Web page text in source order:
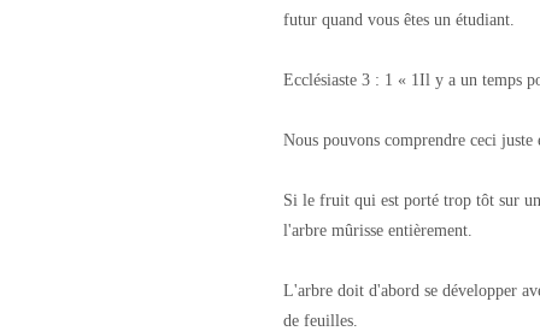
futur quand vous êtes un étudiant.
Ecclésiaste 3 : 1 « 1Il y a un temps
Nous pouvons comprendre ceci juste
Si le fruit qui est porté trop tôt sur
l'arbre mûrisse entièrement.
L'arbre doit d'abord se développer
de feuilles.